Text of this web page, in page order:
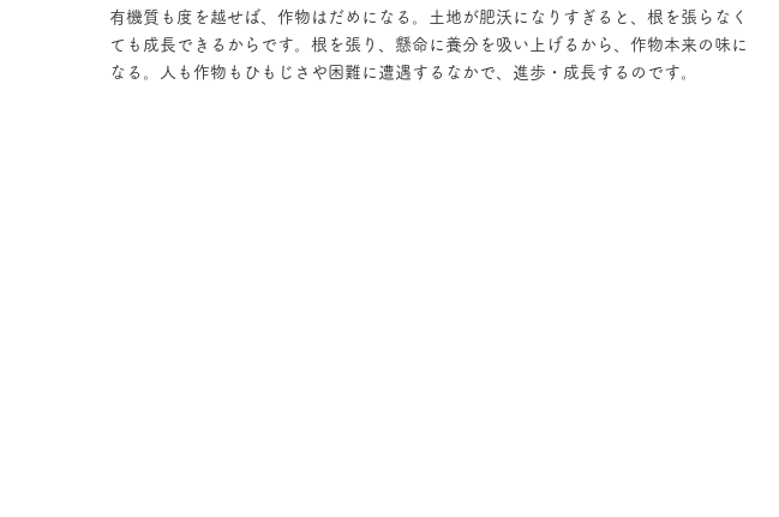
有機質も度を越せば、作物はだめになる。土地が肥沃になりすぎると、根を張らなく
ても成長できるからです。根を張り、懸命に養分を吸い上げるから、作物本来の味に
なる。人も作物もひもじさや困難に遭遇するなかで、進歩・成長するのです。